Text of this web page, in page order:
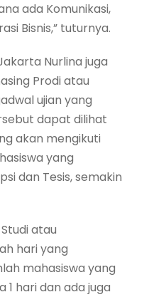
ada Komunikasi,
Bisnis,” tuturnya.
Nurlina juga
Prodi atau
ujian yang
dapat dilihat
akan mengikuti
yang
dan Tesis, semakin
atau
hari yang
mahasiswa yang
1 hari dan ada juga